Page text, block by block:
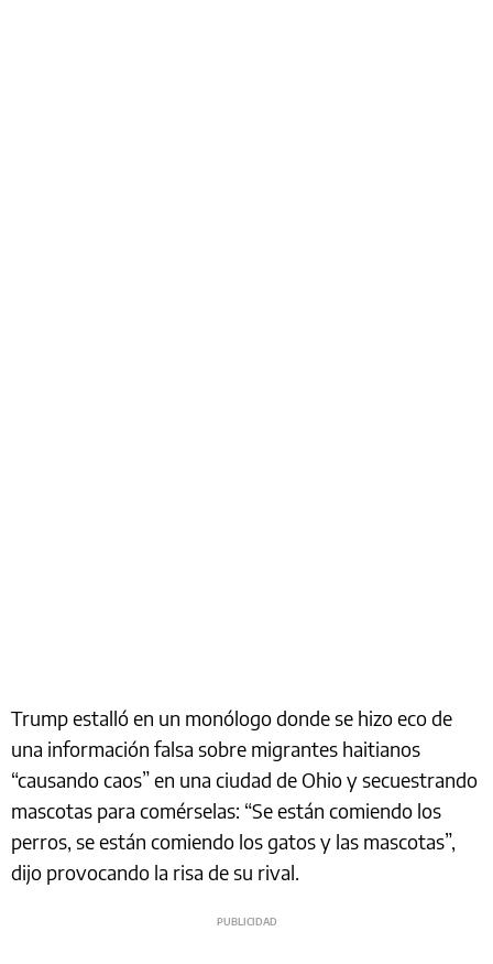
Trump estalló en un monólogo donde se hizo eco de
una información falsa sobre migrantes haitianos
“causando caos” en una ciudad de Ohio y secuestrando
mascotas para comérselas: “Se están comiendo los
perros, se están comiendo los gatos y las mascotas”,
dijo provocando la risa de su rival.